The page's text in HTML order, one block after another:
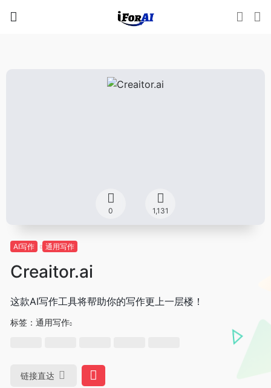
0 1,131
AI写作 通用写作
Creaitor.ai
这款AI写作工具将帮助你的写作更上一层楼！
标签： 通用写作
链接直达